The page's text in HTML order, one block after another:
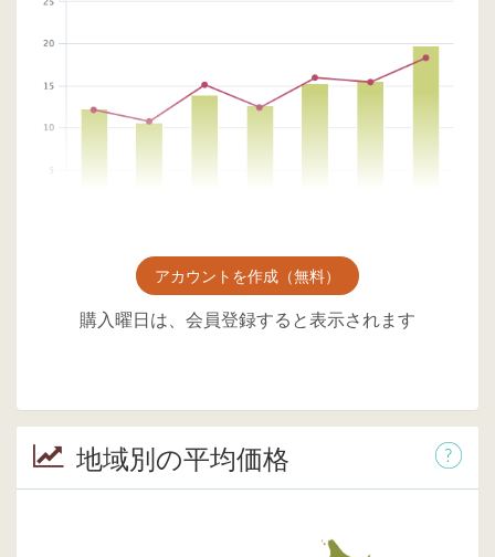
アカウントを作成（無料）
購入曜日は、会員登録すると表示されます
地域別の平均価格